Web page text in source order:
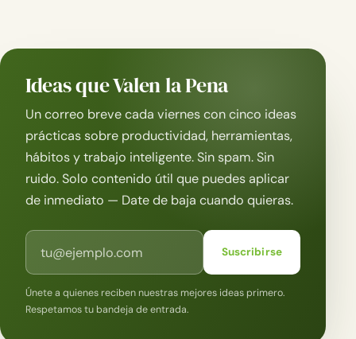
Ideas que Valen la Pena
Un correo breve cada viernes con cinco ideas
prácticas sobre productividad, herramientas,
hábitos y trabajo inteligente. Sin spam. Sin
ruido. Solo contenido útil que puedes aplicar
de inmediato — Date de baja cuando quieras.
Correo electrónico
Suscribirse
Únete a quienes reciben nuestras mejores ideas primero.
Respetamos tu bandeja de entrada.